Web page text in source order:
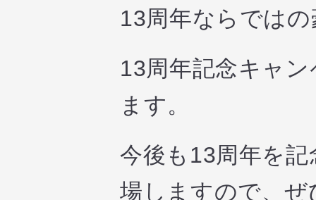
13周年ならでは
13周年記念キャ
ます。
今後も13周年を
場しますので、